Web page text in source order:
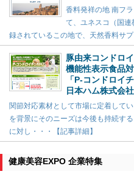
香料発祥の地 南フ
て、ユネスコ（国
録されているこの地で、天然香料サプ
豚由来コンドロ
機能性表示食品
「P-コンドロイ
日本ハム株式会社
関節対応素材として市場に定着して
を背景にそのニーズは今後も持続す
に対し・・・【記事詳細】
健康美容EXPO 企業特集